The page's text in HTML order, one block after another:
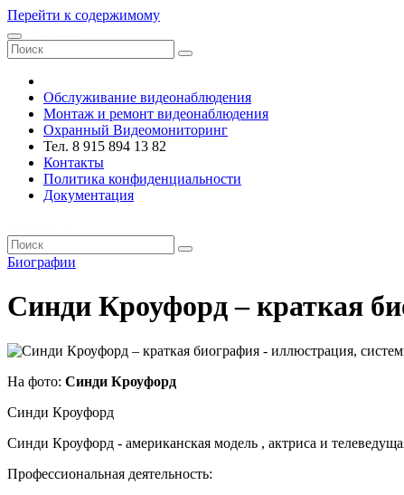
Перейти к содержимому
Обслуживание видеонаблюдения
Монтаж и ремонт видеонаблюдения
Охранный Видеомониторинг
Тел. 8 915 894 13 82
Контакты
Политика конфиденциальности
Документация
Биографии
Синди Кроуфорд – краткая
На фото: Синди Кроуфорд
Синди Кроуфорд
Синди Кроуфорд - американская модель , актриса и
Профессиональная деятельность: